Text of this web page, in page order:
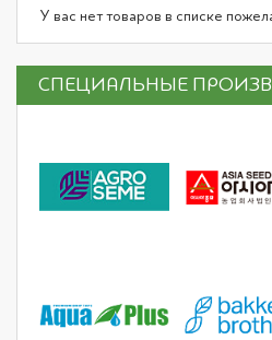
У вас нет товаров в списке
СПЕЦИАЛЬНЫЕ